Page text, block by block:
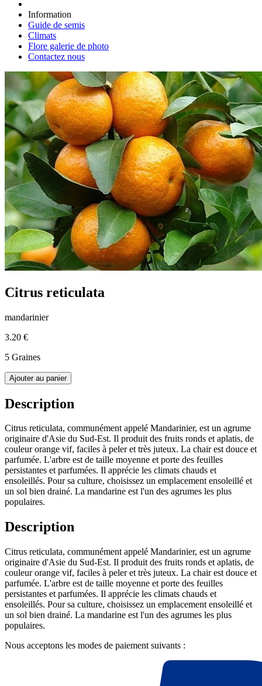
Information
Guide de semis
Climats
Flore galerie de photo
Contactez nous
Citrus reticulata
mandarinier
3.20 €
5 Graines
Ajouter au panier
Description
Citrus reticulata, communément appelé Mandarinier, est un agrume
originaire d'Asie du Sud-Est. Il produit des fruits ronds et aplatis, de
couleur orange vif, faciles à peler et très juteux. La chair est douce et
parfumée. L'arbre est de taille moyenne et porte des feuilles
persistantes et parfumées. Il apprécie les climats chauds et
ensoleillés. Pour sa culture, choisissez un emplacement ensoleillé et
un sol bien drainé. La mandarine est l'un des agrumes les plus
populaires.
Description
Citrus reticulata, communément appelé Mandarinier, est un agrume
originaire d'Asie du Sud-Est. Il produit des fruits ronds et aplatis, de
couleur orange vif, faciles à peler et très juteux. La chair est douce et
parfumée. L'arbre est de taille moyenne et porte des feuilles
persistantes et parfumées. Il apprécie les climats chauds et
ensoleillés. Pour sa culture, choisissez un emplacement ensoleillé et
un sol bien drainé. La mandarine est l'un des agrumes les plus
populaires.
Nous acceptons les modes de paiement suivants :